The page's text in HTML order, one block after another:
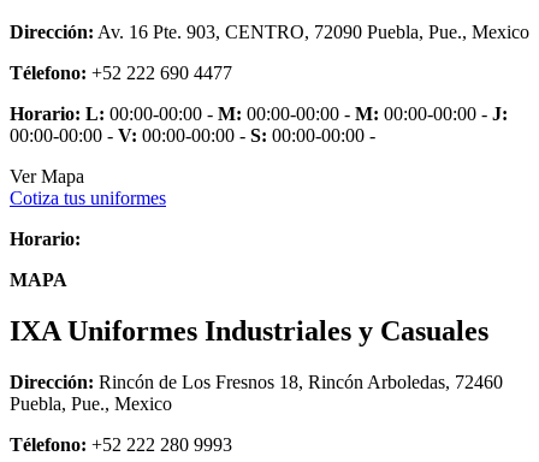
Dirección: Av. 16 Pte. 903, CENTRO, 72090 Puebla, Pue., Mexico
Télefono: +52 222 690 4477
Horario: L: 00:00-00:00 - M: 00:00-00:00 - M: 00:00-00:00 - J:
00:00-00:00 - V: 00:00-00:00 - S: 00:00-00:00 -
Ver Mapa
Cotiza tus uniformes
Horario:
MAPA
IXA Uniformes Industriales y Casuales
Dirección: Rincón de Los Fresnos 18, Rincón Arboledas, 72460
Puebla, Pue., Mexico
Télefono: +52 222 280 9993